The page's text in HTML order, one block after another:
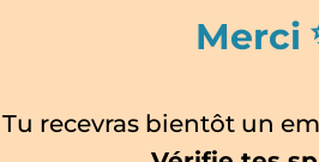
Merci
Tu recevras bientôt un